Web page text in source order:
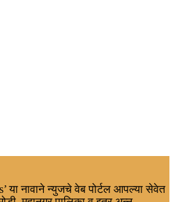
या नावाने न्युजचे वेब पोर्टल आपल्या सेवेत